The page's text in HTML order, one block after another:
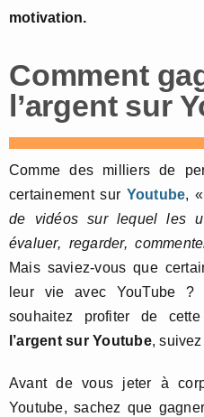
motivation.
Comment
l’argent sur
Comme des milliers de
certainement sur Youtube,
de vidéos sur lequel les
évaluer, regarder,
Mais saviez-vous que
leur vie avec YouTube
souhaitez profiter de
l’argent sur Youtube,
Avant de vous jeter à
Youtube, sachez que